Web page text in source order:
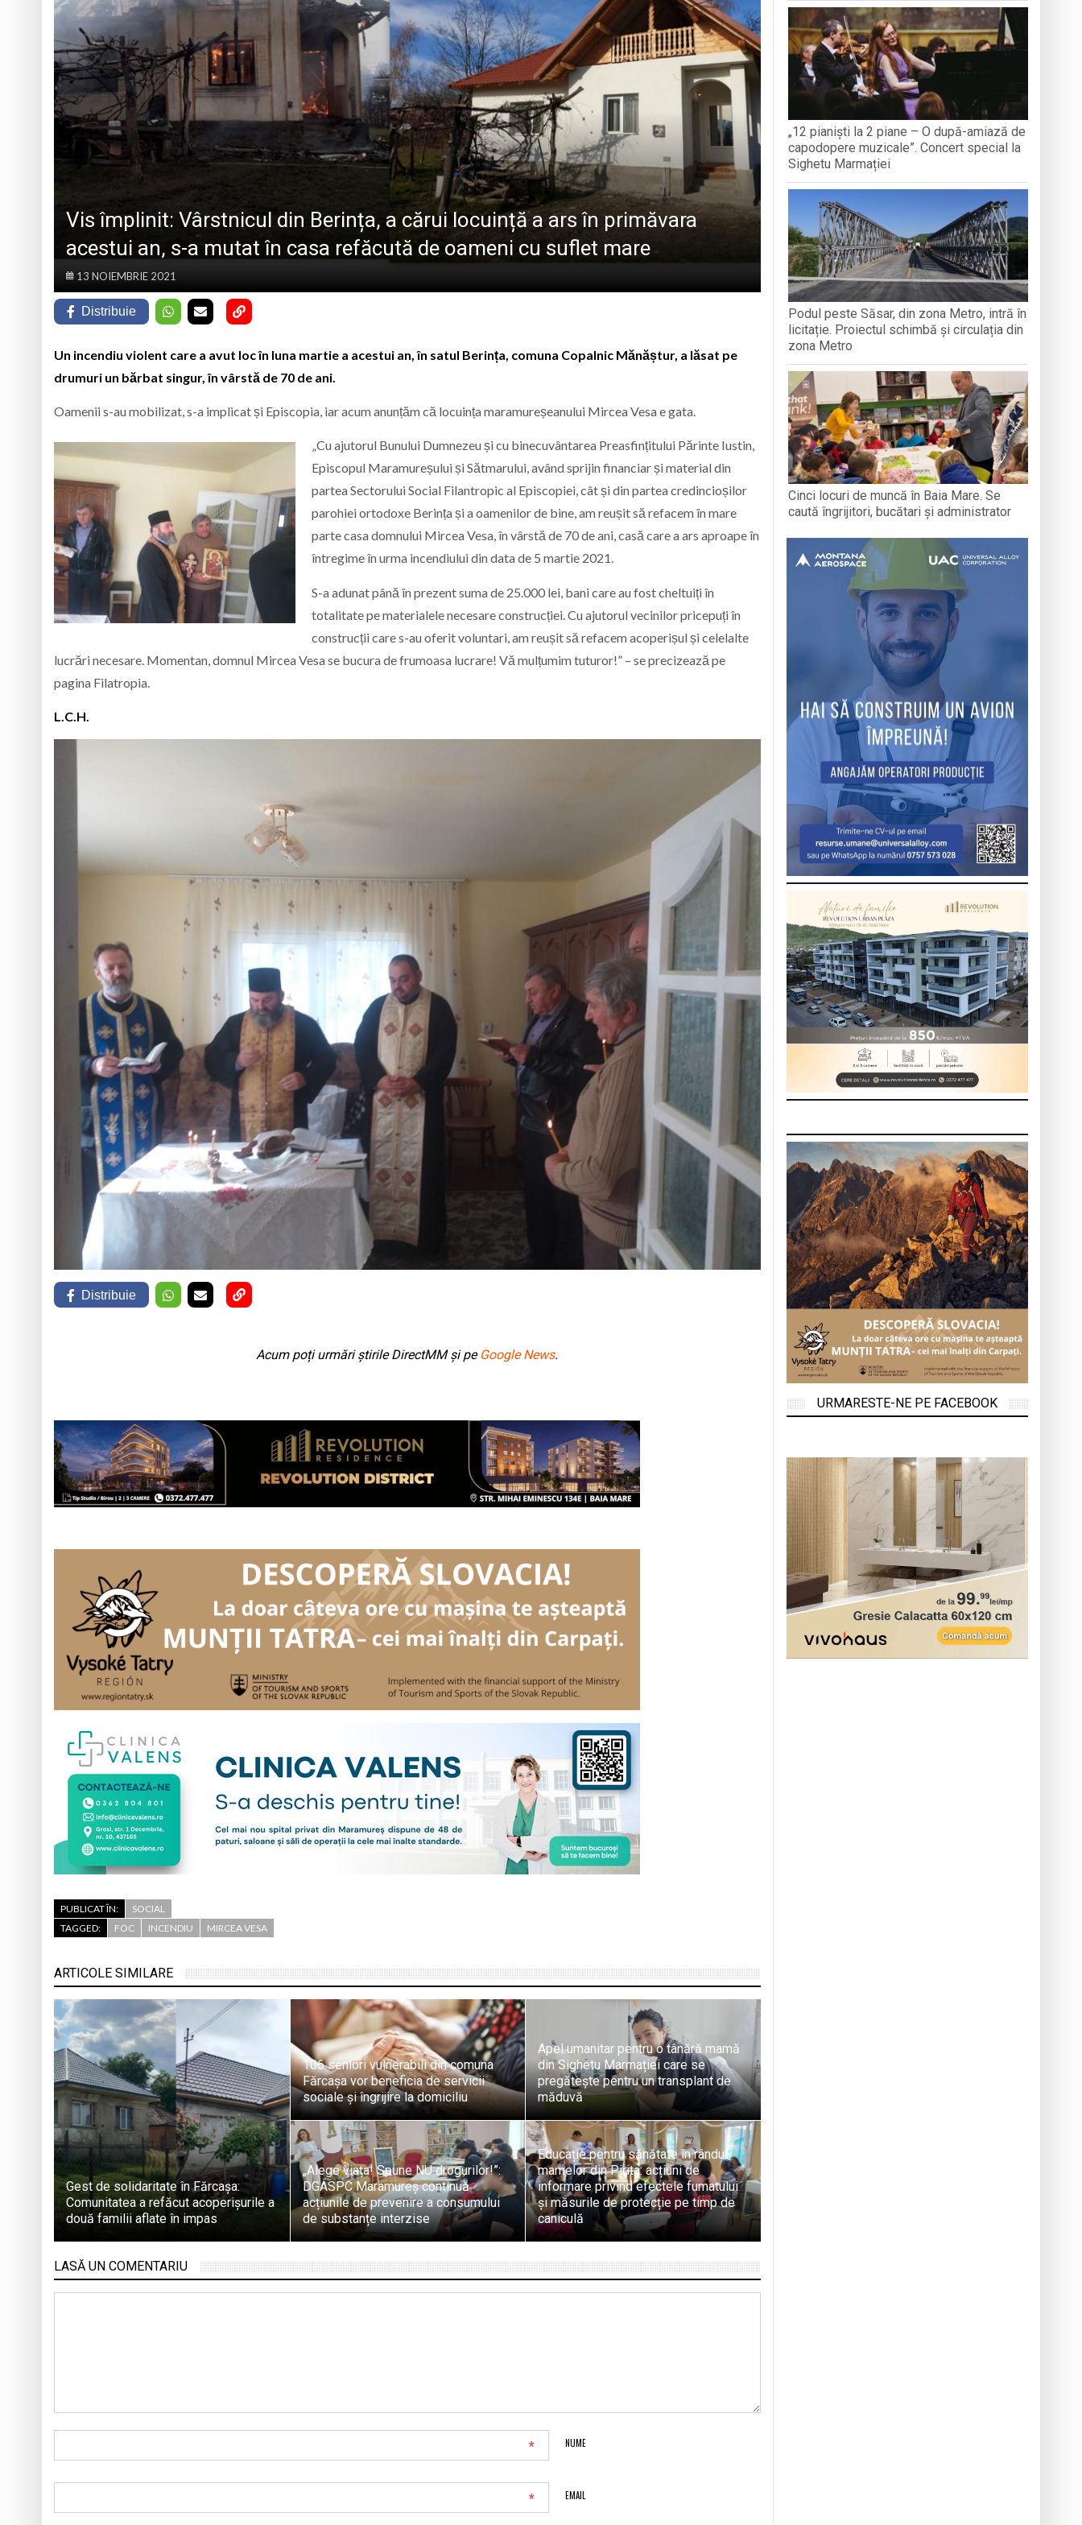
Opt ani de când marele artist Dumitru Fărcaș a trecut la cele veșnice
Record Guinness stabilit la Costinești. Românii i-au întrecut pe americani la aripioare
7 august 1950, s-a născut Viorel Costin „feciorul de pe Mara”
Prognoza meteo Maramureș, vineri 7 august 2026
MARMAȚIEI
PÂNĂ ÎN 15 SEPTEMBRIE
Vis împlinit: Vârstnicul din Berința, a cărui locuință a ars în primăvara
acestui an, s-a mutat în casa refăcută de oameni cu suflet mare
13 NOIEMBRIE 2021
Distribuie
Un incendiu violent care a avut loc în luna martie a acestui an, în satul Berința, comuna Copalnic Mănăștur, a lăsat pe
drumuri un bărbat singur, în vârstă de 70 de ani.
Oamenii s-au mobilizat, s-a implicat și Episcopia, iar acum anunțăm că locuința maramureșeanului Mircea Vesa e gata.
„Cu ajutorul Bunului Dumnezeu și cu binecuvântarea Preasfințitului Părinte Iustin,
Episcopul Maramureșului și Sătmarului, având sprijin financiar și material din
partea Sectorului Social Filantropic al Episcopiei, cât și din partea credincioșilor
parohiei ortodoxe Berința și a oamenilor de bine, am reușit să refacem în mare
parte casa domnului Mircea Vesa, în vârstă de 70 de ani, casă care a ars aproape în
întregime în urma incendiului din data de 5 martie 2021.
S-a adunat până în prezent suma de 25.000 lei, bani care au fost cheltuiți în
totalitate pe materialele necesare construcției. Cu ajutorul vecinilor pricepuți în
construcții care s-au oferit voluntari, am reușit să refacem acoperișul și celelalte
lucrări necesare. Momentan, domnul Mircea Vesa se bucura de frumoasa lucrare! Vă mulțumim tuturor!” – se precizează pe
pagina Filatropia.
L.C.H.
Distribuie
Acum poți urmări știrile DirectMM și pe Google News.
PUBLICAT ÎN:
SOCIAL
TAGGED:
FOC INCENDIU MIRCEA VESA
ARTICOLE SIMILARE
Gest de solidaritate în Fărcașa:
Comunitatea a refăcut acoperișurile a
două familii aflate în impas
106 seniori vulnerabili din comuna
Fărcașa vor beneficia de servicii
sociale și îngrijire la domiciliu
Apel umanitar pentru o tânără mamă
din Sighetu Marmației care se
pregătește pentru un transplant de
măduvă
„Alege viața! Spune NU drogurilor!”:
DGASPC Maramureș continuă
acțiunile de prevenire a consumului
de substanțe interzise
Educație pentru sănătate în rândul
mamelor din Pirita: acțiuni de
informare privind efectele fumatului
și măsurile de protecție pe timp de
caniculă
LASĂ UN COMENTARIU
NUME
*
EMAIL
*
„12 pianiști la 2 piane – O după-amiază de
capodopere muzicale”. Concert special la
Sighetu Marmației
Podul peste Săsar, din zona Metro, intră în
licitație. Proiectul schimbă și circulația din
zona Metro
Cinci locuri de muncă în Baia Mare. Se
caută îngrijitori, bucătari și administrator
URMARESTE-NE PE FACEBOOK